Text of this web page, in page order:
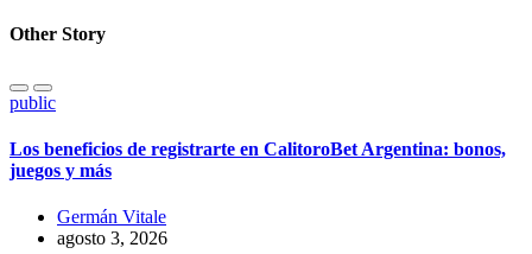
Other Story
public
Los beneficios de registrarte en CalitoroBet Argentina: bonos,
juegos y más
Germán Vitale
agosto 3, 2026